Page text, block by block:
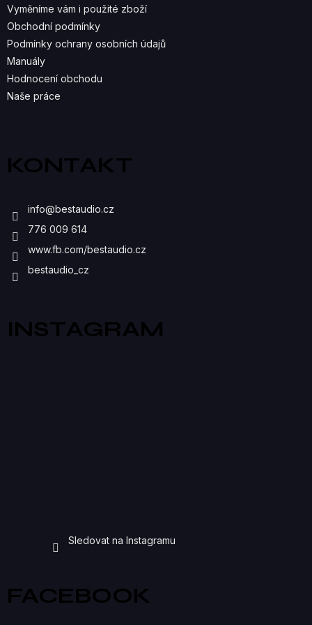
R
V
Vyměníme vám i použité zboží
Obchodní podmínky
Podmínky ochrany osobních údajů
Manuály
Hodnocení obchodu
Naše práce
KONTAKT
info@bestaudio.cz
776 009 614
www.fb.com/bestaudio.cz
bestaudio_cz
INSTAGRAM
Sledovat na Instagramu
FACEBOOK